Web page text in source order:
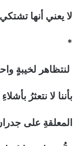
لا يعني أنها
*
لنتظاهر لخيبةٍ
بأننا لا نتعثرُ
المعلقةِ على